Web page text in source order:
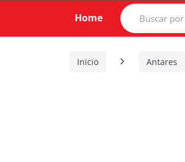
Home
Search
for:
Inicio Antares